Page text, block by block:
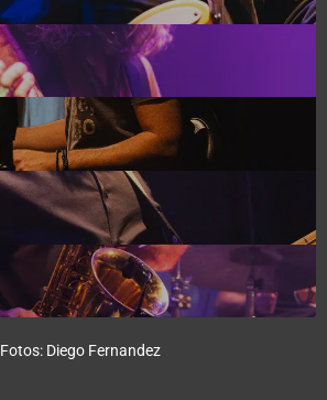
Fotos: Diego Fernandez